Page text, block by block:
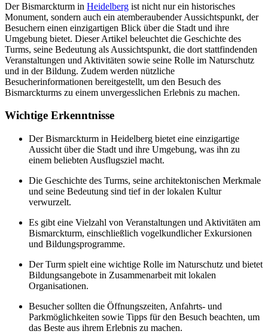
Der Bismarckturm in Heidelberg ist nicht nur ein historisches
Monument, sondern auch ein atemberaubender Aussichtspunkt, der
Besuchern einen einzigartigen Blick über die Stadt und ihre
Umgebung bietet. Dieser Artikel beleuchtet die Geschichte des
Turms, seine Bedeutung als Aussichtspunkt, die dort stattfindenden
Veranstaltungen und Aktivitäten sowie seine Rolle im Naturschutz
und in der Bildung. Zudem werden nützliche
Besucherinformationen bereitgestellt, um den Besuch des
Bismarckturms zu einem unvergesslichen Erlebnis zu machen.
Wichtige Erkenntnisse
Der Bismarckturm in Heidelberg bietet eine einzigartige
Aussicht über die Stadt und ihre Umgebung, was ihn zu
einem beliebten Ausflugsziel macht.
Die Geschichte des Turms, seine architektonischen Merkmale
und seine Bedeutung sind tief in der lokalen Kultur
verwurzelt.
Es gibt eine Vielzahl von Veranstaltungen und Aktivitäten am
Bismarckturm, einschließlich vogelkundlicher Exkursionen
und Bildungsprogramme.
Der Turm spielt eine wichtige Rolle im Naturschutz und bietet
Bildungsangebote in Zusammenarbeit mit lokalen
Organisationen.
Besucher sollten die Öffnungszeiten, Anfahrts- und
Parkmöglichkeiten sowie Tipps für den Besuch beachten, um
das Beste aus ihrem Erlebnis zu machen.